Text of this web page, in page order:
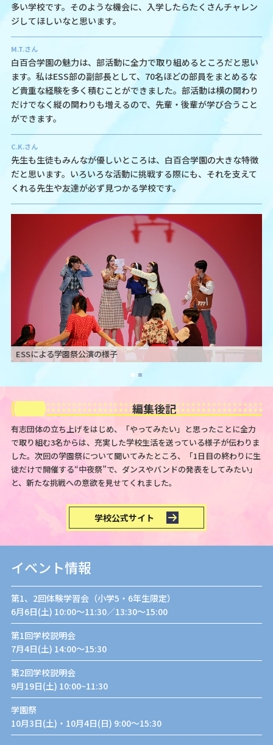
多い学校です。そのような機会に、入学したらたくさんチャレン
ジしてほしいなと思います。
M.T.さん
白百合学園の魅力は、部活動に全力で取り組めるところだと思い
ます。私はESS部の副部長として、70名ほどの部員をまとめるな
ど貴重な経験を多く積むことができました。部活動は横の関わり
だけでなく縦の関わりも増えるので、先輩・後輩が学び合うこと
ができます。
C.K.さん
先生も生徒もみんなが優しいところは、白百合学園の大きな特徴
だと思います。いろいろな活動に挑戦する際にも、それを支えて
くれる先生や友達が必ず見つかる学校です。
ESSによる学園祭公演の様子
編集後記
有志団体の立ち上げをはじめ、「やってみたい」と思ったことに全力
で取り組む3名からは、充実した学校生活を送っている様子が伝わりま
した。次回の学園祭について聞いてみたところ、「1日目の終わりに生
徒だけで開催する“中夜祭”で、ダンスやバンドの発表をしてみたい」
と、新たな挑戦への意欲を見せてくれました。
学校公式サイト
イベント情報
第1、2回体験学習会（小学5・6年生限定）
6月6日(土) 10:00〜11:30／13:30〜15:00
第1回学校説明会
7月4日(土) 14:00〜15:30
第2回学校説明会
9月19日(土) 10:00~11:30
学園祭
10月3日(土)・10月4日(日) 9:00〜15:30